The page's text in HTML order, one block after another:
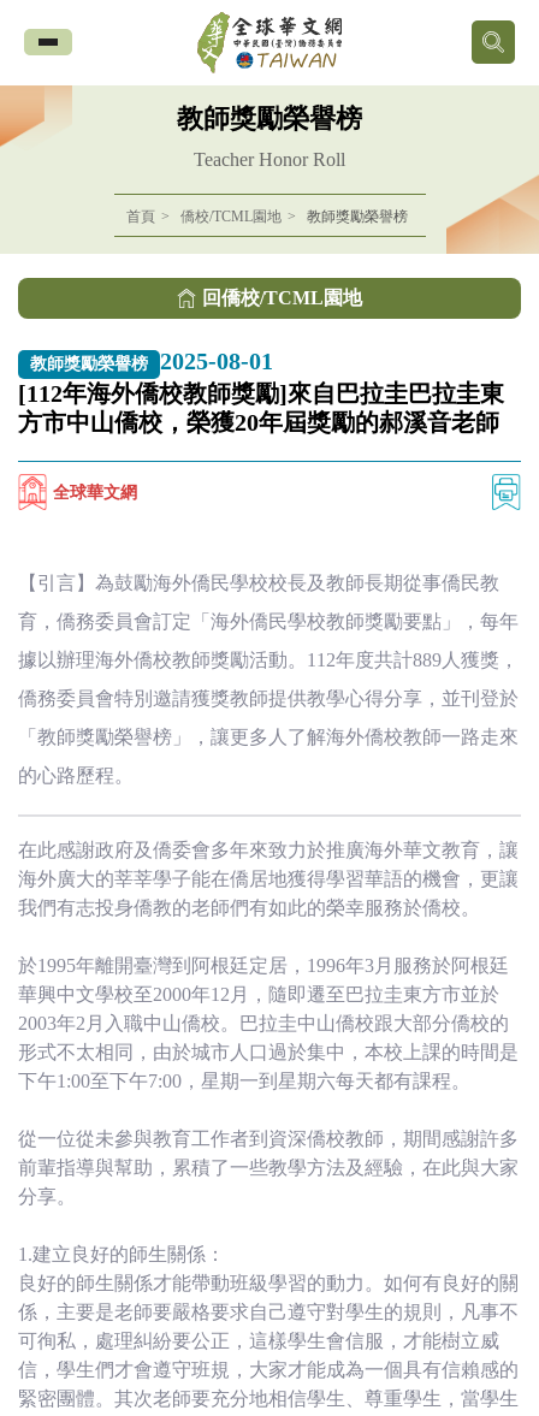
全
球
華
網
中
華
民
國
(臺
灣)
僑
務
委
員
會
教師獎勵榮譽榜
Teacher Honor Roll
首頁 僑校/TCML園地 教師獎勵榮譽榜
回僑校/TCML園地
教師獎勵榮譽榜
2025-08-01
[112年海外僑校教師獎勵]來自巴拉圭巴拉圭東
方市中山僑校，榮獲20年屆獎勵的郝溪音老師
全球華文網
【引言】為鼓勵海外僑民學校校長及教師長期從事僑民教
育，僑務委員會訂定「海外僑民學校教師獎勵要點」，每年
據以辦理海外僑校教師獎勵活動。112年度共計889人獲獎，
僑務委員會特別邀請獲獎教師提供教學心得分享，並刊登於
「教師獎勵榮譽榜」，讓更多人了解海外僑校教師一路走來
的心路歷程。
在此感謝政府及僑委會多年來致力於推廣海外華文教育，讓
海外廣大的莘莘學子能在僑居地獲得學習華語的機會，更讓
我們有志投身僑教的老師們有如此的榮幸服務於僑校。
於1995年離開臺灣到阿根廷定居，1996年3月服務於阿根廷
華興中文學校至2000年12月，隨即遷至巴拉圭東方市並於
2003年2月入職中山僑校。巴拉圭中山僑校跟大部分僑校的
形式不太相同，由於城市人口過於集中，本校上課的時間是
下午1:00至下午7:00，星期一到星期六每天都有課程。
從一位從未參與教育工作者到資深僑校教師，期間感謝許多
前輩指導與幫助，累積了一些教學方法及經驗，在此與大家
分享。
1.建立良好的師生關係：
良好的師生關係才能帶動班級學習的動力。如何有良好的關
係，主要是老師要嚴格要求自己遵守對學生的規則，凡事不
可徇私，處理糾紛要公正，這樣學生會信服，才能樹立威
信，學生們才會遵守班規，大家才能成為一個具有信賴感的
緊密團體。其次老師要充分地相信學生、尊重學生，當學生